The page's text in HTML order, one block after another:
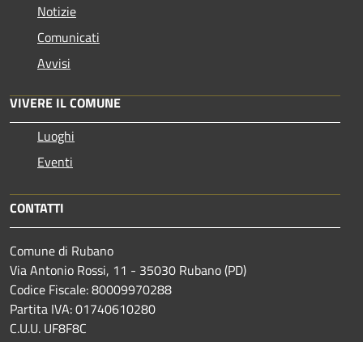
Notizie
Comunicati
Avvisi
VIVERE IL COMUNE
Luoghi
Eventi
CONTATTI
Comune di Rubano
Via Antonio Rossi, 11 - 35030 Rubano (PD)
Codice Fiscale: 80009970288
Partita IVA: 01740610280
C.U.U. UF8F8C